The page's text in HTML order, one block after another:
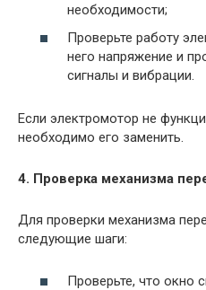
необходимости;
Проверьте работу
него напряжение и
сигналы и вибрации.
Если электромотор не
необходимо его заменить.
4. Проверка механизма
Для проверки механизма
следующие шаги:
Проверьте, что окно